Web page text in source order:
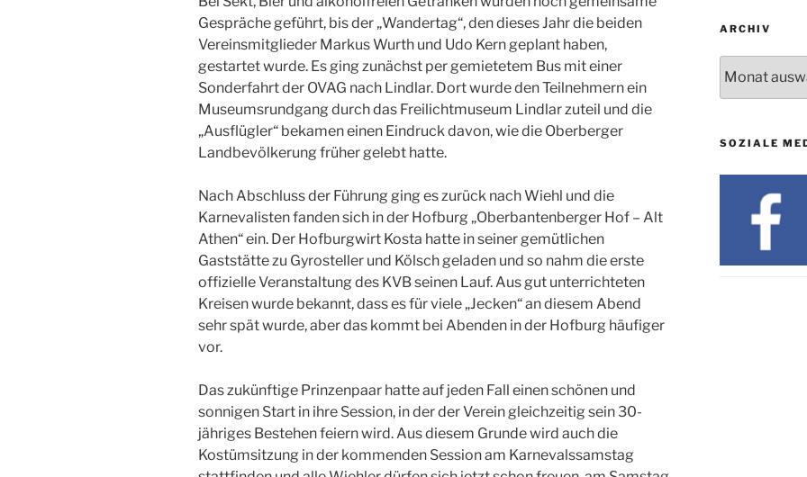
Gespräche geführt, bis der „Wandertag“, den dieses Jahr die beiden
Vereinsmitglieder Markus Wurth und Udo Kern geplant haben,
gestartet wurde. Es ging zunächst per gemietetem Bus mit einer
Sonderfahrt der OVAG nach Lindlar. Dort wurde den Teilnehmern ein
Museumsrundgang durch das Freilichtmuseum Lindlar zuteil und die
„Ausflügler“ bekamen einen Eindruck davon, wie die Oberberger
Landbevölkerung früher gelebt hatte.
Nach Abschluss der Führung ging es zurück nach Wiehl und die
Karnevalisten fanden sich in der Hofburg „Oberbantenberger Hof – Alt
Athen“ ein. Der Hofburgwirt Kosta hatte in seiner gemütlichen
Gaststätte zu Gyrosteller und Kölsch geladen und so nahm die erste
offizielle Veranstaltung des KVB seinen Lauf. Aus gut unterrichteten
Kreisen wurde bekannt, dass es für viele „Jecken“ an diesem Abend
sehr spät wurde, aber das kommt bei Abenden in der Hofburg häufiger
vor.
Das zukünftige Prinzenpaar hatte auf jeden Fall einen schönen und
sonnigen Start in ihre Session, in der der Verein gleichzeitig sein 30-
jähriges Bestehen feiern wird. Aus diesem Grunde wird auch die
Kostümsitzung in der kommenden Session am Karnevalssamstag
ARCHIV
SOZIALE